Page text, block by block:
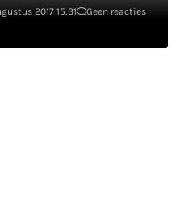
2017 15:31
Geen reacties